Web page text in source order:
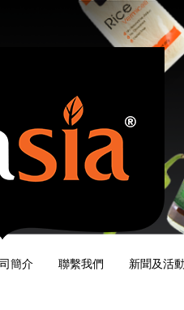
簡介 聯繫我們 新聞及活